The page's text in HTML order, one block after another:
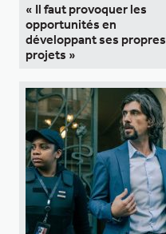
« Il faut provoquer les
opportunités en
développant ses propres
projets »